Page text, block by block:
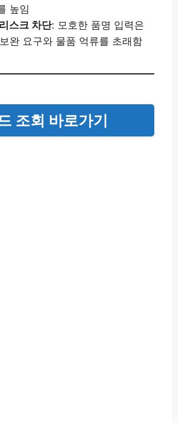
높임
스크 차단: 모호한 품명 입력은
완 요구와 물품 억류를 초래함
조회 바로가기